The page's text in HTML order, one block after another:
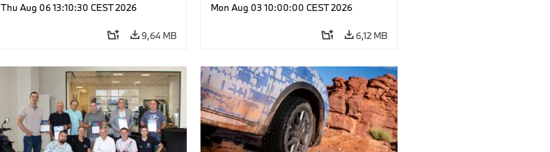
Локации
Thu Aug 06 13:10:30 CEST 2026
9,64 MB
Mon Aug 03 10:00:00 CEST 2026
6,12 MB